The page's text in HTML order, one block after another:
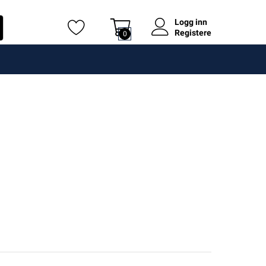
0
Logg inn
Registere